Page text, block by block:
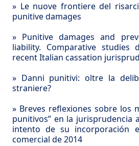
» Le nuove frontiere del
punitive damages
» Punitive damages and
liability. Comparative
recent Italian cassation
» Danni punitivi: oltre la
straniere?
» Breves reflexiones sobre los
punitivos” en la jurisprudencia
intento de su incorporación
comercial de 2014